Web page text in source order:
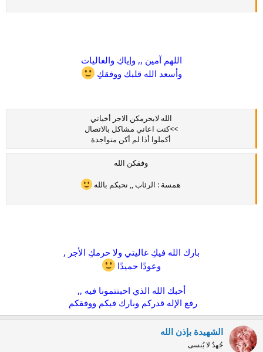
اللهم آمين ,, وإياكِ والغاليات
وأسعد الله قلبك ووفقكِ
الله لايحرمكن الاجر أخياتي
>>كنت اعاني مشاكل بالاتصال
أكملوا أذا لم أكن متواجدة
وفقكن الله​
همسة : الرئاب ,, نحبكم بالله
بارك الله فيكِ غاليتي ولا حرمكِ الأجر ,
وعودًا حميدًا
أحبك الله الذي احبتتمونا فيه ,,
رفع الإله قدركم وبارك فيكم ووفقكم
الشهيدة بإذن الله
جُهدٌ لا يُنسى